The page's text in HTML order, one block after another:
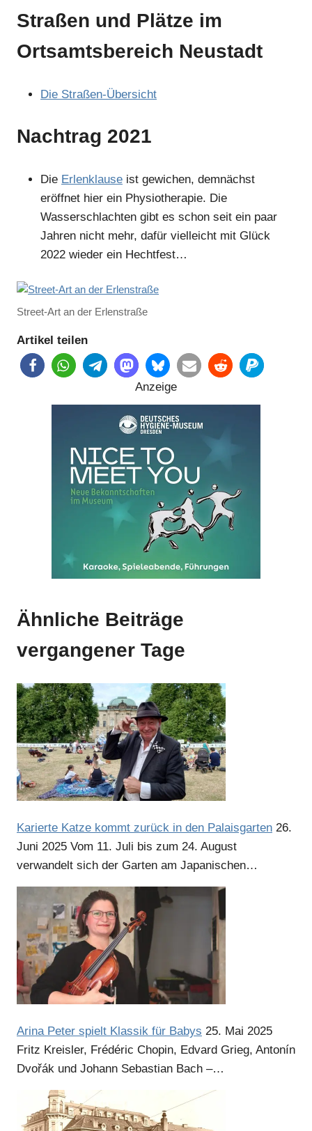
Straßen und Plätze im
Ortsamtsbereich Neustadt
Die Straßen-Übersicht
Nachtrag 2021
Die Erlenklause ist gewichen, demnächst
eröffnet hier ein Physiotherapie. Die
Wasserschlachten gibt es schon seit ein paar
Jahren nicht mehr, dafür vielleicht mit Glück
2022 wieder ein Hechtfest…
Street-Art an der Erlenstraße
Artikel teilen
Anzeige
Anzeige
Anzeige
Anzeige
Anzeige
Anzeige
Anzeige
Ähnliche Beiträge
vergangener Tage
Karierte Katze kommt zurück in den Palaisgarten 26.
Juni 2025 Vom 11. Juli bis zum 24. August
verwandelt sich der Garten am Japanischen…
Arina Peter spielt Klassik für Babys 25. Mai 2025
Fritz Kreisler, Frédéric Chopin, Edvard Grieg, Antonín
Dvořák und Johann Sebastian Bach –…